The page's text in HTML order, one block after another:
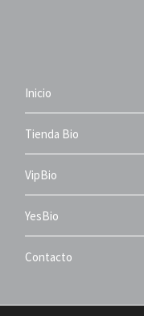
Inicio
Tienda Bio
VipBio
YesBio
Contacto